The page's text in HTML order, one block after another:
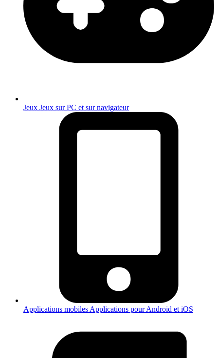
Jeux Jeux sur PC et sur navigateur
Applications mobiles Applications pour Android et iOS